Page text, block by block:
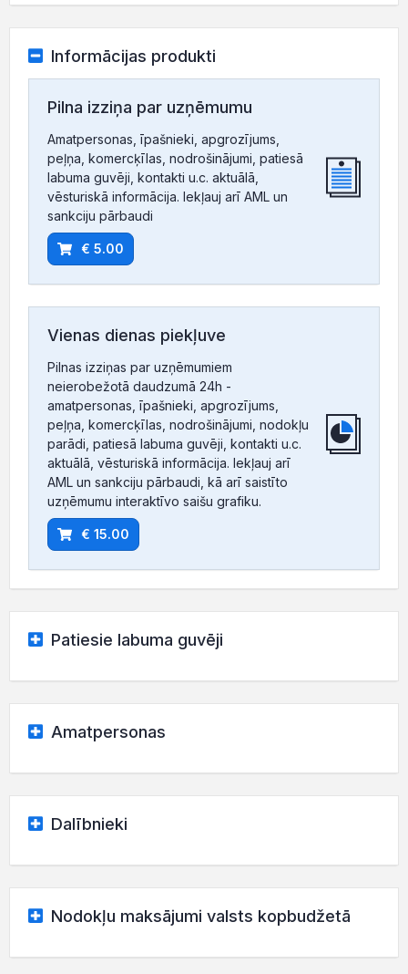
Informācijas produkti
Pilna izziņa par uzņēmumu
Amatpersonas, īpašnieki, apgrozījums,
peļņa, komercķīlas, nodrošinājumi, patiesā
labuma guvēji, kontakti u.c. aktuālā,
vēsturiskā informācija. Iekļauj arī AML un
sankciju pārbaudi
€ 5.00
Vienas dienas piekļuve
Pilnas izziņas par uzņēmumiem
neierobežotā daudzumā 24h -
amatpersonas, īpašnieki, apgrozījums,
peļņa, komercķīlas, nodrošinājumi, nodokļu
parādi, patiesā labuma guvēji, kontakti u.c.
aktuālā, vēsturiskā informācija. Iekļauj arī
AML un sankciju pārbaudi, kā arī saistīto
uzņēmumu interaktīvo saišu grafiku.
€ 15.00
Patiesie labuma guvēji
Amatpersonas
Dalībnieki
Nodokļu maksājumi valsts kopbudžetā